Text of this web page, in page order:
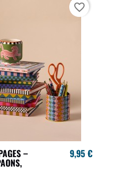
– 9,95 €
favorite_border